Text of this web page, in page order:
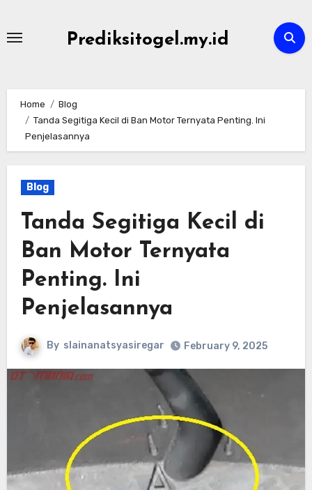
Prediksitogel.my.id
Home
Blog
Tanda Segitiga Kecil di Ban Motor Ternyata Penting. Ini
Penjelasannya
Blog
Tanda Segitiga Kecil di
Ban Motor Ternyata
Penting. Ini
Penjelasannya
By slainanatsyasiregar February 9, 2025